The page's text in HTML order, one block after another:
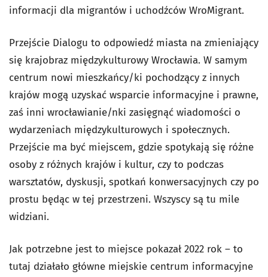
informacji dla migrantów i uchodźców WroMigrant.
Przejście Dialogu to odpowiedź miasta na zmieniający
się krajobraz międzykulturowy Wrocławia. W samym
centrum nowi mieszkańcy/ki pochodzący z innych
krajów mogą uzyskać wsparcie informacyjne i prawne,
zaś inni wrocławianie/nki zasięgnąć wiadomości o
wydarzeniach międzykulturowych i społecznych.
Przejście ma być miejscem, gdzie spotykają się różne
osoby z różnych krajów i kultur, czy to podczas
warsztatów, dyskusji, spotkań konwersacyjnych czy po
prostu będąc w tej przestrzeni. Wszyscy są tu mile
widziani.
Jak potrzebne jest to miejsce pokazał 2022 rok – to
tutaj działało główne miejskie centrum informacyjne